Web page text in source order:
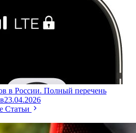
в России. Полный перечень
23.04.2026
Статьи